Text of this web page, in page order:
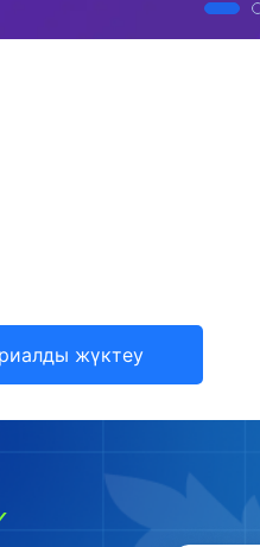
жүктеу